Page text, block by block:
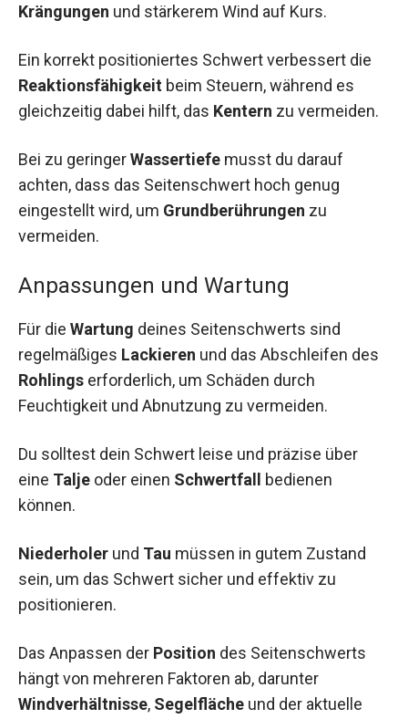
Krängungen und stärkerem Wind auf Kurs.
Ein korrekt positioniertes Schwert verbessert die
Reaktionsfähigkeit beim Steuern, während es
gleichzeitig dabei hilft, das Kentern zu vermeiden.
Bei zu geringerWassertiefe musst du darauf
achten, dass das Seitenschwert hoch genug
eingestellt wird, um Grundberührungen zu
vermeiden.
Anpassungen und Wartung
Für die Wartung deines Seitenschwerts sind
regelmäßiges Lackieren und das Abschleifen des
Rohlings erforderlich, um Schäden durch
Feuchtigkeit und Abnutzung zu vermeiden.
Du solltest dein Schwert leise und präzise über
eine Talje oder einen Schwertfall bedienen
können.
Niederholer und Tau müssen in gutem Zustand
sein, um das Schwert sicher und effektiv zu
positionieren.
Das Anpassen der Position des Seitenschwerts
hängt von mehreren Faktoren ab, darunter
Windverhältnisse, Segelfläche und der aktuelle